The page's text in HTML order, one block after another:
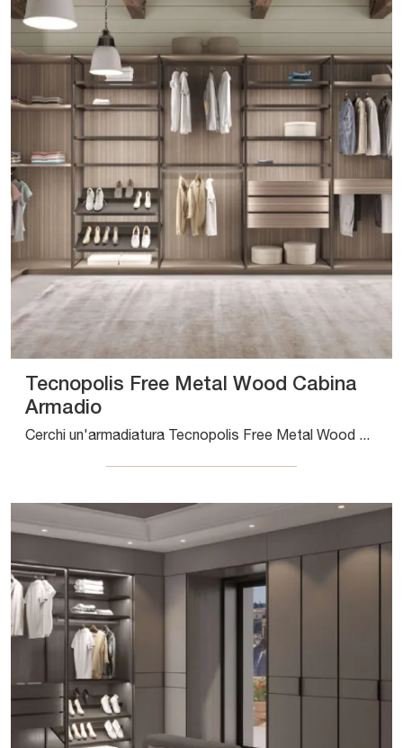
Tecnopolis Free Metal Wood Cabina
Armadio
Cerchi un'armadiatura Tecnopolis Free Metal Wood Cabina Armadio Presotto? Clicca subito! Gli armadi cabine armadio con ante scorrevoli ti aspettano.